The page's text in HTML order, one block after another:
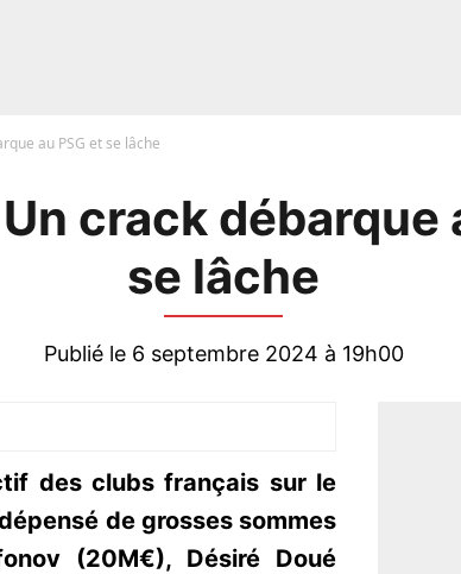
au PSG et se lâche
crack débarque
se lâche
Publié le 6 septembre 2024 à 19h00
des clubs français sur le
de grosses sommes
(20M€), Désiré Doué